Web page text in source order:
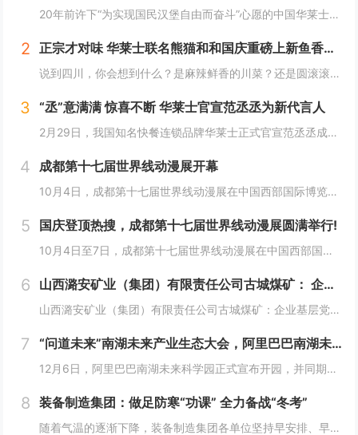
20年前许下“为实现国民汉堡自由而奋斗”心愿的中国华莱士可能没有想到，2024年华莱士汉堡价格居然“卷”出了首店开业的价格！9月1日，“2024华华汉堡节”正式开启，而此次汉堡节，华莱士也是下了“血本”来回馈「华门信徒」，10块钱就能吃到3...
2 正宗才对味 华莱士联名熊猫和和国庆重磅上新鱼香肉丝鸡腿堡
说到四川，你会想到什么？是麻辣鲜香的川菜？还是圆滚滚可爱的国宝“胖达”？华莱士寻味中国系列终于来到了川蜀之地，与央视动漫熊猫和和联名，9月20日重磅上新华莱士川蜀鱼香肉丝风味鸡腿堡，从舌尖出发，探寻川蜀美食的“灵魂”。中国华莱士一直秉承着传...
3 “丞”意满满 惊喜不断 华莱士官宣范丞丞为新代言人
2月29日，我国知名快餐连锁品牌华莱士正式官宣范丞丞成为中国华莱士的品牌代言人。配合官宣，华莱士携手范丞丞发布了全新的品牌TVC，还为范丞丞的粉丝们量身定制了“丞意满满”的惊喜，与范丞丞共同开启创意十足的“春日之旅”。“丞”至金开，共掀美食...
4 成都第十七届世界线动漫展开幕
10月4日，成都第十七届世界线动漫展在中国西部国际博览城开幕。本届展会以“逐浪追风，记秋航行”为主题，涵盖品牌展商互动、主题游戏体验、沉浸主题摄影、声优大赛、电竞比赛、嘉宾签售、主题巡游和IP周边销售等核心内容。展会服务继续升级！成都第十七...
5 国庆登顶热搜，成都第十七届世界线动漫展圆满举行!
10月4日至7日，成都第十七届世界线动漫展在中国西部国际博览城成功举行。世界线动漫展是成都本土市场孕育的动漫展会，凭借独特的游戏体验和品牌展商互动内容，在年轻二次元人群好评如潮，成为了西部地区受众人数最多、规模最大的动漫展会。成都第十七届世...
6 山西潞安矿业（集团）有限责任公司古城煤矿： 企业基层党组织如何围绕中心工作发挥宣传赋能作用
山西潞安矿业（集团）有限责任公司古城煤矿：企业基层党组织如何围绕中心工作发挥宣传赋能作用 习近平总书记指出，做好新形势下宣传思想工作，必须自觉承担起举旗帜、聚民心、育新人、兴文化、展形象的使命任务，这为国企做好宣传思想工作提供了根...
7 “问道未来”南湖未来产业生态大会，阿里巴巴南湖未来科学园正式宣布开园
12月6日，阿里巴巴南湖未来科学园正式宣布开园，并同期举办了“问道未来——南湖未来产业生态大会”。此次活动中，由阿里巴巴达摩院主导的湖畔实验室、中国科学院院士叶志镇团队、西湖大学裴端卿教授实验室等共计106家科技创新企业及实验室正式入驻并举...
8 装备制造集团：做足防寒“功课” 全力备战“冬考”
随着气温的逐渐下降，装备制造集团各单位坚持早安排、早准备、早落实，超前部署、多措并举做好防冻保暖工作，全力保障冬季生产安全稳定运行。“报告值班长，井口热风机组经过全面检修维护，昨天进行了试运转，一切正常。”寺河煤矿二号井机电运行工区班前会上...